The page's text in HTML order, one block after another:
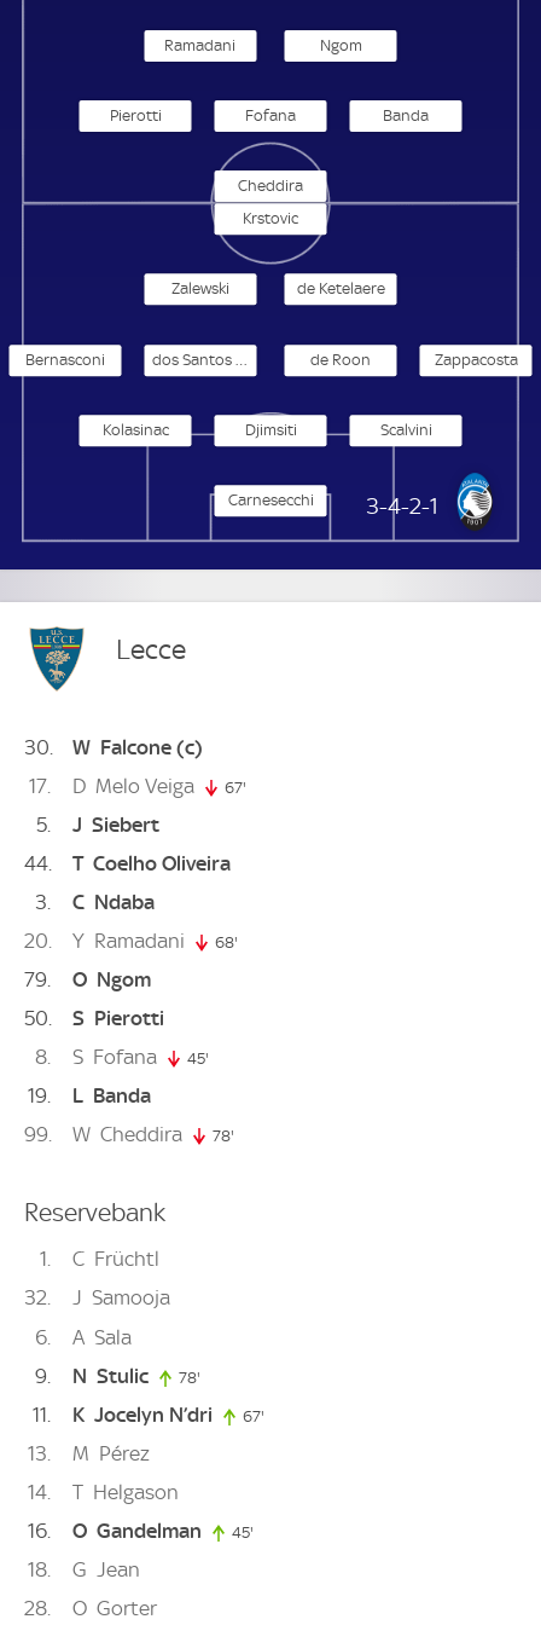
Ramadani Ngom
Pierotti Fofana Banda
Cheddira
Atalanta Bergamo
3-4-2-1
Carnesecchi
Scalvini
Djimsiti
Kolasinac
Zappacosta
de Roon
Bernasconi
de Ketelaere
Zalewski
Krstovic
Lecce
30 W Falcone (c)
17
D Melo Veiga 67'
5 J Siebert
44
T Coelho Oliveira
3
C Ndaba
20
Y Ramadani 68'
79 O Ngom
50
S Pierotti
8
S Fofana 45'
19 L Banda
99
W Cheddira 78'
Reservebank
1 C Früchtl
32
J Samooja
6
A Sala
9
N Stulic 78'
11 K Jocelyn N’dri 67'
13 M Pérez
14
T Helgason
16
O Gandelman 45'
18 G
Jean
28
O Gorter